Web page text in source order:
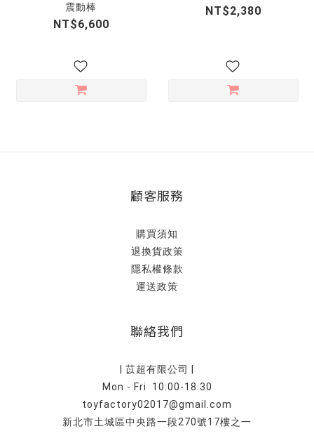
震動棒
NT$6,600
NT$2,380
顧客服務
購買須知
退換貨政策
隱私權條款
運送政策
聯絡我們
| 苡超有限公司 |
Mon - Fri 10:00-18:30
toyfactory02017@gmail.com
新北市土城區中央路一段270號17樓之一